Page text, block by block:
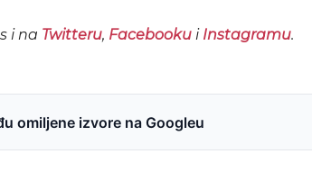
i na Twitteru, Facebookui Instagramu.
omiljene izvore na Googleu